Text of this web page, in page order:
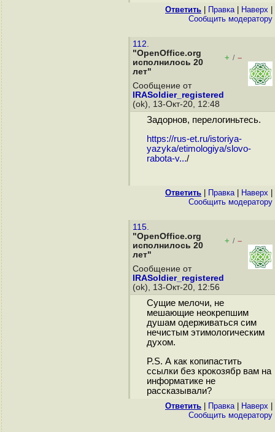
Ответить Правка| Наверх
Cообщить модератору
112.
"OpenOffice.org
исполнилось 20
лет"
+ / –
Сообщение от
IRASoldier_registered
(ok), 13-Окт-20, 12:48
Задорнов, перелогиньтесь.
https://rus-et.ru/istoriya-
yazyka/etimologiya/slovo-
rabota-v.../
Ответить Правка| Наверх
Cообщить модератору
115.
"OpenOffice.org
исполнилось 20
лет"
+ / –
Сообщение от
IRASoldier_registered
(ok), 13-Окт-20, 12:56
Сущие мелочи, не
мешающие неокрепшим
душам одерживаться сим
нечистым этимологическим
духом.
P.S. А как копипастить
ссылки без крокозябр вам на
информатике не
рассказывали?
Ответить Правка| Наверх
Cообщить модератору